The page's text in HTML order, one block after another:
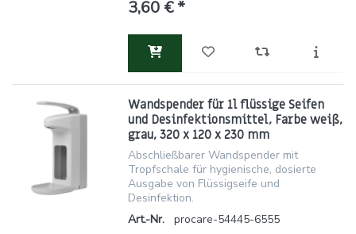
3,60 € *
Wandspender für 1l flüssige Seifen
und Desinfektionsmittel, Farbe weiß,
grau, 320 x 120 x 230 mm
Abschließbarer Wandspender mit
Tropfschale für hygienische, dosierte
Ausgabe von Flüssigseife und
Desinfektion.
Art.-Nr.
procare-54445-6555